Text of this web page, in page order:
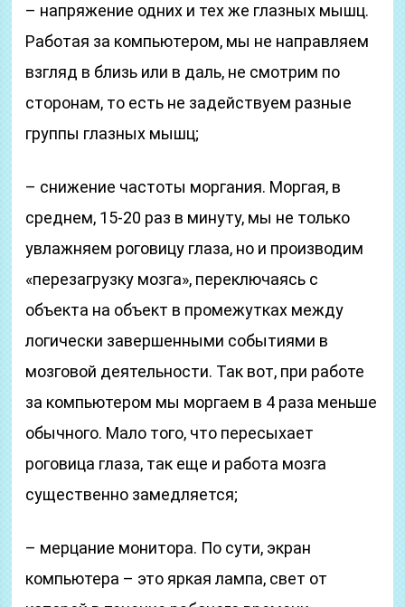
– напряжение одних и тех же глазных мышц.
Работая за компьютером, мы не направляем
взгляд в близь или в даль, не смотрим по
сторонам, то есть не задействуем разные
группы глазных мышц;
– снижение частоты моргания. Моргая, в
среднем, 15-20 раз в минуту, мы не только
увлажняем роговицу глаза, но и производим
«перезагрузку мозга», переключаясь с
объекта на объект в промежутках между
логически завершенными событиями в
мозговой деятельности. Так вот, при работе
за компьютером мы моргаем в 4 раза меньше
обычного. Мало того, что пересыхает
роговица глаза, так еще и работа мозга
существенно замедляется;
– мерцание монитора. По сути, экран
компьютера – это яркая лампа, свет от